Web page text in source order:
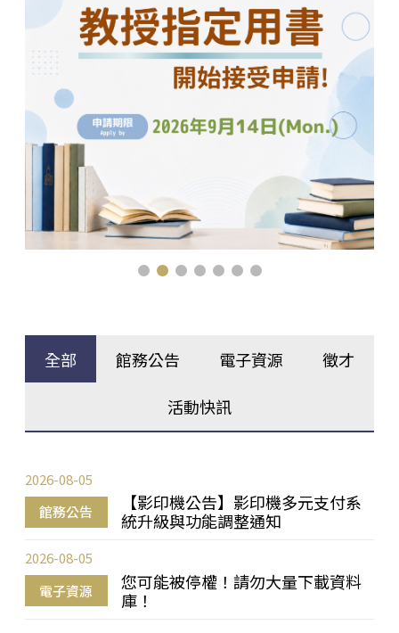
全部 館務公告 電子資源 徵才
活動快訊
館務公告
【影印機公告】影印機多元支付系
統升級與功能調整通知
2026-08-05
電子資源
您可能被停權！請勿大量下載資料
庫！
2026-08-05